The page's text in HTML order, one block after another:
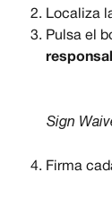
Localiza
Pulsa el
Sign
Firma